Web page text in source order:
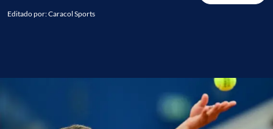
Editado por:Caracol Sports